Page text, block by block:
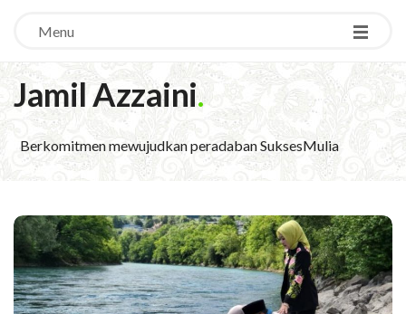
Menu
Jamil Azzaini.
Berkomitmen mewujudkan peradaban SuksesMulia